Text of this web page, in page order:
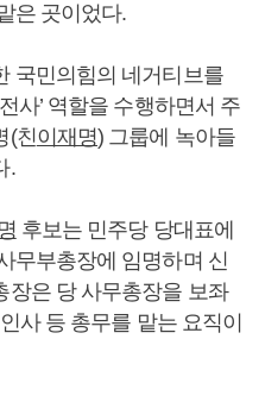
은 곳이었다.
국민의힘의 네거티브를
사’ 역할을 수행하면서 주
(친이재명) 그룹에 녹아들
.
후보는 민주당 당대표에
무부총장에 임명하며 신
장은 당 사무총장을 보좌
사 등 총무를 맡는 요직이